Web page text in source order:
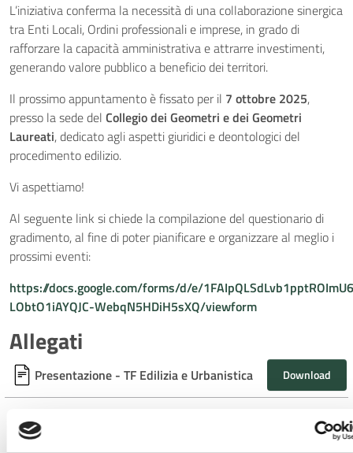
L’iniziativa conferma la necessità di una collaborazione sinergica
tra Enti Locali, Ordini professionali e imprese, in grado di
rafforzare la capacità amministrativa e attrarre investimenti,
generando valore pubblico a beneficio dei territori.
Il prossimo appuntamento è fissato per il 7 ottobre 2025,
presso la sede del Collegio dei Geometri e dei Geometri
Laureati, dedicato agli aspetti giuridici e deontologici del
procedimento edilizio.
Vi aspettiamo!
Al seguente link si chiede la compilazione del questionario di
gradimento, al fine di poter pianificare e organizzare al meglio i
prossimi eventi:
https://docs.google.com/forms/d/e/
LObtO1iAYQJC-WebqN5HDiH5sXQ/viewform
Allegati
Presentazione - TF Edilizia e Urbanistica Download